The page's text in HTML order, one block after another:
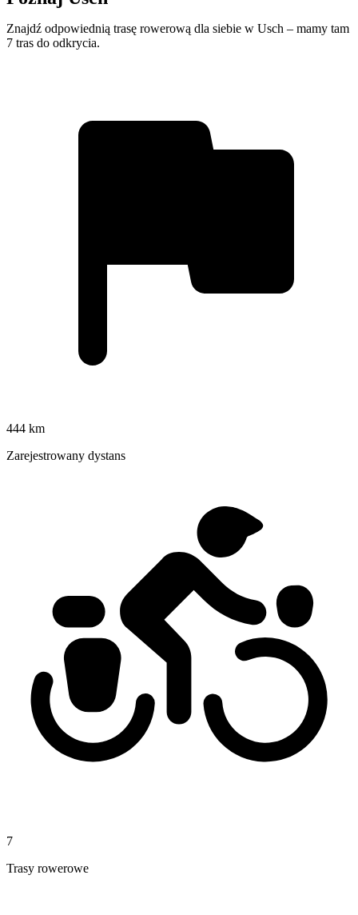
Znajdź odpowiednią trasę rowerową dla siebie w Usch – mamy tam
7 tras do odkrycia.
444 km
Zarejestrowany dystans
7
Trasy rowerowe